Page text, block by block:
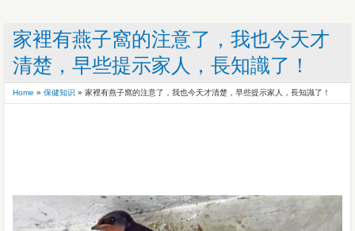
家裡有燕子窩的注意了，我也今天才
清楚，早些提示家人，長知識了！
Home » 保健知识 » 家裡有燕子窩的注意了，我也今天才清楚，早些提示家人，長知識了！